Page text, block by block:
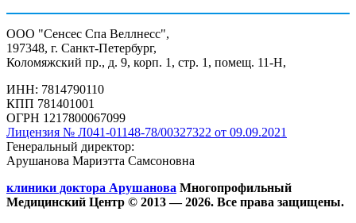
ООО "Сенсес Спа Веллнесс",
197348, г. Санкт-Петербург,
Коломяжский пр., д. 9, корп. 1, стр. 1, помещ. 11-Н,
ИНН: 7814790110
КПП 781401001
ОГРН 1217800067099
Лицензия № Л041-01148-78/00327322 от 09.09.2021
Генеральный директор:
Арушанова Мариэтта Самсоновна
клиники доктора Арушанова Многопрофильный
Медицинский Центр © 2013 —2026. Все права защищены.